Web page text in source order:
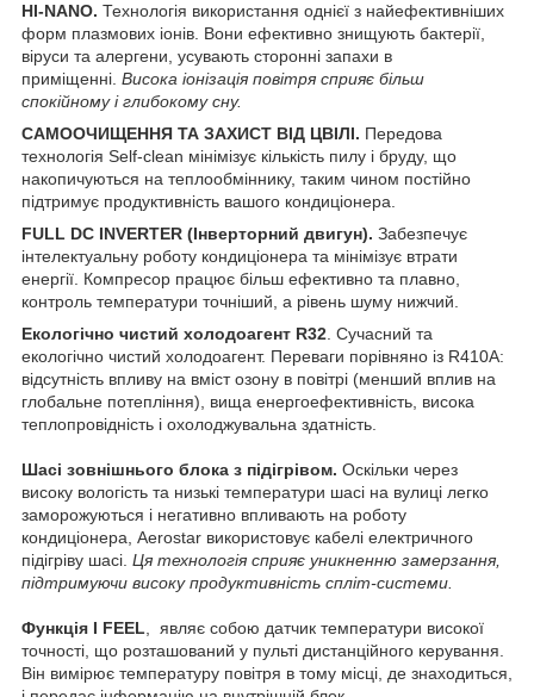
HI-NANO. Технологія використання однієї з найефективніших
форм плазмових іонів. Вони ефективно знищують бактерії,
віруси та алергени, усувають сторонні запахи в
приміщенні. Висока іонізація повітря сприяє більш
спокійному і глибокому сну.
САМООЧИЩЕННЯ ТА ЗАХИСТ ВІД ЦВІЛІ. Передова
технологія Self-clean мінімізує кількість пилу і бруду, що
накопичуються на теплообміннику, таким чином постійно
підтримує продуктивність вашого кондиціонера.
FULL DC INVERTER (Інверторний двигун). Забезпечує
інтелектуальну роботу кондиціонера та мінімізує втрати
енергії. Компресор працює більш ефективно та плавно,
контроль температури точніший, а рівень шуму нижчий.
Екологічно чистий холодоагент R32. Сучасний та
екологічно чистий холодоагент. Переваги порівняно із R410A:
відсутність впливу на вміст озону в повітрі (менший вплив на
глобальне потепління), вища енергоефективність, висока
теплопровідність і охолоджувальна здатність.
Шасі зовнішнього блока з підігрівом. Оскільки через
високу вологість та низькі температури шасі на вулиці легко
заморожуються і негативно впливають на роботу
кондиціонера, Aerostar використовує кабелі електричного
підігріву шасі. Ця технологія сприяє уникненню замерзання,
підтримуючи високу продуктивність спліт-системи.
Функція I FEEL, являє собою датчик температури високої
точності, що розташований у пульті дистанційного керування.
Він вимірює температуру повітря в тому місці, де знаходиться,